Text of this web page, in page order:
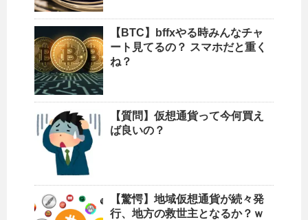
【BTC】bffxやる時みんなチャ
ート見てるの？ スマホだと重く
ね？
【質問】仮想通貨って今何買え
ば良いの？
【驚愕】地域仮想通貨が続々発
行、地方の救世主となるか？ｗ